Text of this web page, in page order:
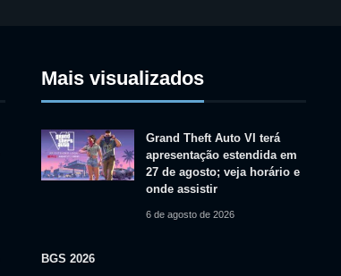
Mais visualizados
Grand Theft Auto VI terá
apresentação estendida em
27 de agosto; veja horário e
onde assistir
6 de agosto de 2026
BGS 2026